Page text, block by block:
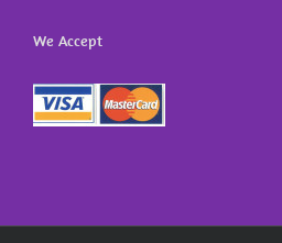
We Accept